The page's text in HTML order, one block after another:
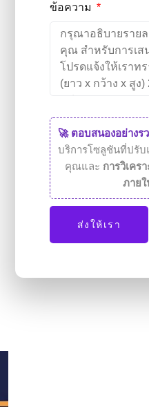
ข้อความ
🚀 ตอบสนองอย่างร
บริการโซลูชันที่ปรับ
คุณและ การวิเคร
ภายใ
ส่งให้เรา